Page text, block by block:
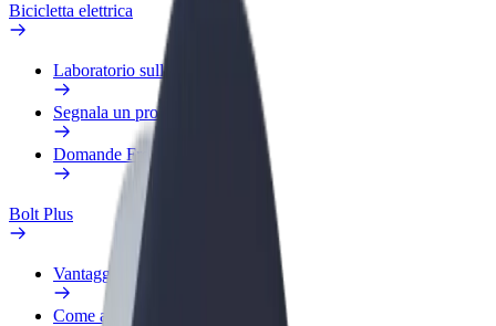
Bicicletta elettrica
Laboratorio sulla Sicurezza
Segnala un problema
Domande Frequenti
Bolt Plus
Vantaggi
Come aderire